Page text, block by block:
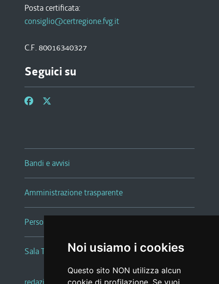
Noi usiamo i cookies
Questo sito NON utilizza alcun
cookie di profilazione. Se vuoi
Posta certificata:
consiglio@certregione.fvg.it
C.F. 80016340327
Seguici su
Bandi e avvisi
Amministrazione trasparente
Persone e Uffici
Sala Tiziano Tessitori